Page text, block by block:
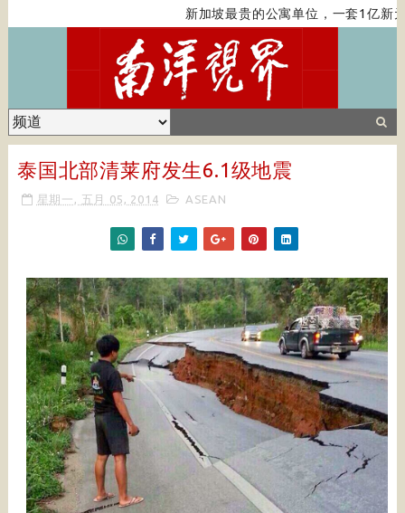
新加坡最贵的公寓单位，一套1亿新
泰国北部清莱府发生6.1级地震
星期一, 五月 05, 2014 ASEAN